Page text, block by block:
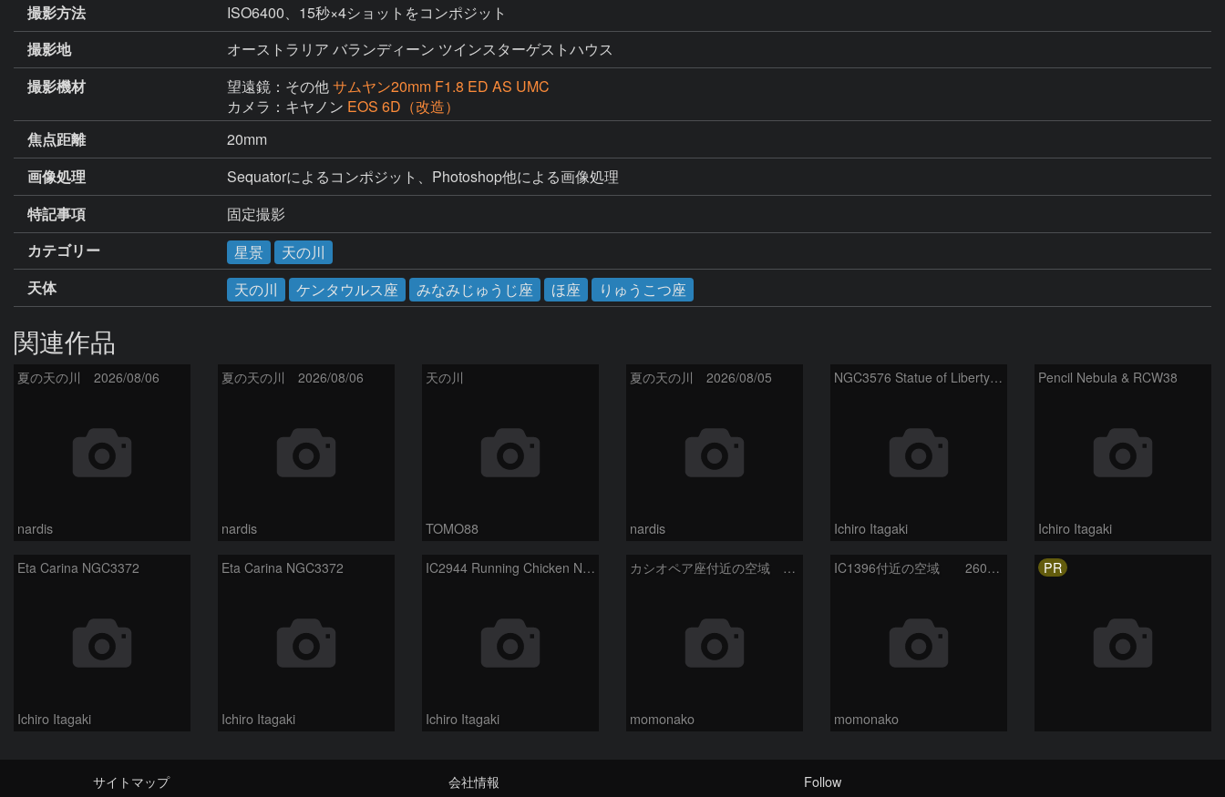
撮影方法
ISO6400、15秒×4ショットをコンポジット
撮影地
オーストラリア バランディーン ツインスターゲストハウス
撮影機材
望遠鏡：その他サムヤン20mm F1.8 ED AS UMC
カメラ：キヤノン EOS 6D（改造）
焦点距離
20mm
画像処理
Sequatorによるコンポジット、Photoshop他による画像処理
特記事項
固定撮影
カテゴリー
星景
天の川
天体
天の川 ケンタウルス座 みなみじゅうじ座 ほ座 りゅうこつ座
関連作品
夏の天の川 2026/08/06
nardis
夏の天の川 2026/08/06
nardis
天の川
TOMO88
夏の天の川 2026/08/05
nardis
NGC3576 Statue of Liberty Nebula ＆ Gum37 Southern Tadpoles
Ichiro Itagaki
Pencil Nebula & RCW38
Ichiro Itagaki
Eta Carina NGC3372
Ichiro Itagaki
Eta Carina NGC3372
Ichiro Itagaki
IC2944 Running Chicken Nebula
Ichiro Itagaki
カシオペア座付近の空域 260720
momonako
IC1396付近の空域 260720
momonako
PR
サイトマップ
会社情報
Follow